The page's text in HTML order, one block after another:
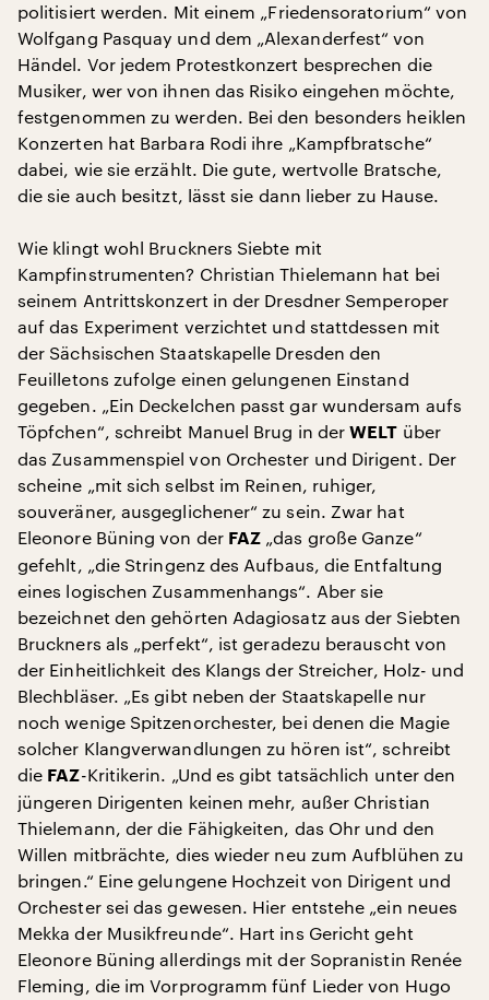
politisiert werden. Mit einem „Friedensoratorium“ von
Wolfgang Pasquay und dem „Alexanderfest“ von
Händel. Vor jedem Protestkonzert besprechen die
Musiker, wer von ihnen das Risiko eingehen möchte,
festgenommen zu werden. Bei den besonders heiklen
Konzerten hat Barbara Rodi ihre „Kampfbratsche“
dabei, wie sie erzählt. Die gute, wertvolle Bratsche,
die sie auch besitzt, lässt sie dann lieber zu Hause.
Wie klingt wohl Bruckners Siebte mit
Kampfinstrumenten? Christian Thielemann hat bei
seinem Antrittskonzert in der Dresdner Semperoper
auf das Experiment verzichtet und stattdessen mit
der Sächsischen Staatskapelle Dresden den
Feuilletons zufolge einen gelungenen Einstand
gegeben. „Ein Deckelchen passt gar wundersam aufs
Töpfchen“, schreibt Manuel Brug in derWELT über
das Zusammenspiel von Orchester und Dirigent. Der
scheine „mit sich selbst im Reinen, ruhiger,
souveräner, ausgeglichener“ zu sein. Zwar hat
Eleonore Büning von der FAZ „das große Ganze“
gefehlt, „die Stringenz des Aufbaus, die Entfaltung
eines logischen Zusammenhangs“. Aber sie
bezeichnet den gehörten Adagiosatz aus der Siebten
Bruckners als „perfekt“, ist geradezu berauscht von
der Einheitlichkeit des Klangs der Streicher, Holz- und
Blechbläser. „Es gibt neben der Staatskapelle nur
noch wenige Spitzenorchester, bei denen die Magie
solcher Klangverwandlungen zu hören ist“, schreibt
die FAZ-Kritikerin. „Und es gibt tatsächlich unter den
jüngeren Dirigenten keinen mehr, außer Christian
Thielemann, der die Fähigkeiten, das Ohr und den
Willen mitbrächte, dies wieder neu zum Aufblühen zu
bringen.“ Eine gelungene Hochzeit von Dirigent und
Orchester sei das gewesen. Hier entstehe „ein neues
Mekka der Musikfreunde“. Hart ins Gericht geht
Eleonore Büning allerdings mit der Sopranistin Renée
Fleming, die im Vorprogramm fünf Lieder von Hugo